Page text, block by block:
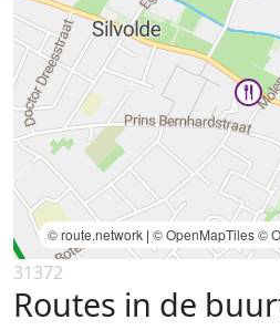
© route.network | © OpenMapTiles©
31372
Routes in de